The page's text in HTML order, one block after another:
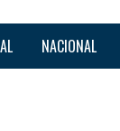
NACIONAL